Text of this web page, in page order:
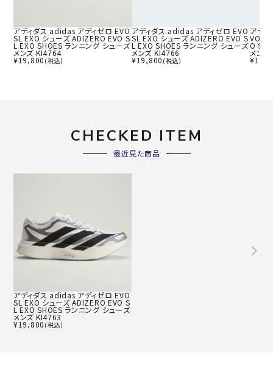
アディダス adidas アディゼロ EVO
SL EXO シューズ ADIZERO EVO S
L EXO SHOES ランニング シューズ
メンズ KI4764
¥19,800 (税込)
アディダス adidas アディゼロ EVO
SL EXO シューズ ADIZERO EVO S
L EXO SHOES ランニング シューズ
メンズ KI4766
¥19,800 (税込)
アデ
VO
O
メン
¥
CHECKED ITEM
最近見た商品
アディダス adidas アディゼロ EVO
SL EXO シューズ ADIZERO EVO S
L EXO SHOES ランニング シューズ
メンズ KI4763
¥19,800 (税込)